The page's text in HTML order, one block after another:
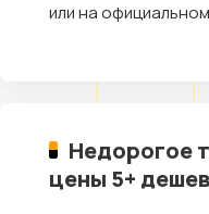
или на
Недорогое
цены 5+